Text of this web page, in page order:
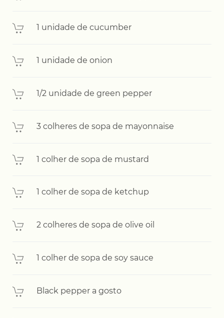
1 unidade de cucumber
1 unidade de onion
1/2 unidade de green pepper
3 colheres de sopa de mayonnaise
1 colher de sopa de mustard
1 colher de sopa de ketchup
2 colheres de sopa de olive oil
1 colher de sopa de soy sauce
Black pepper a gosto